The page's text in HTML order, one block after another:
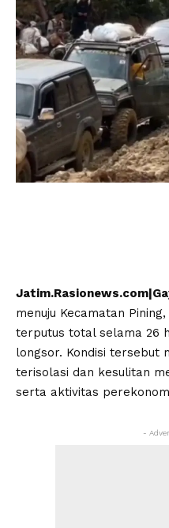
menuju Kecamatan
terputus total selama 26
longsor. Kondisi tersebut
terisolasi dan kesulitan
serta aktivitas
-